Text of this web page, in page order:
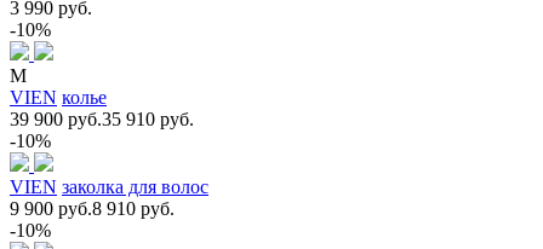
3 990 руб.
-10%
M
VIEN колье
39 900 руб.35 910 руб.
-10%
VIEN заколка для волос
9 900 руб.8 910 руб.
-10%